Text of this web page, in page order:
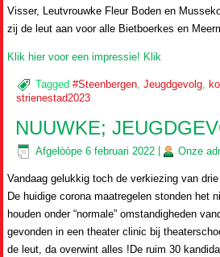
Visser, Leutvrouwke Fleur Boden en
zij de leut aan voor alle Bietboerkes en
Klik hier voor een impressie! Klik
Tagged #Steenbergen ,Jeugdgevolg ,
strienestad2023
NUUWKE;
Afgelòòpe 6 februari 2022 Onze
Vandaag gelukkig toch de verkiezing van
De huidige corona maatregelen stonden het
houden onder “normale” omstandigheden
gevonden in een theater clinic bij
de leut, da overwint alles !De ruim 30